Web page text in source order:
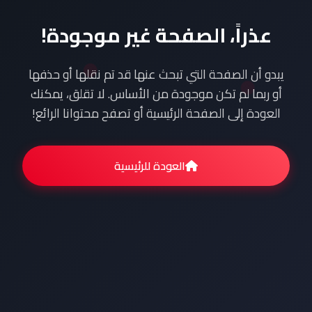
عذراً، الصفحة غير موجودة!
يبدو أن الصفحة التي تبحث عنها قد تم نقلها أو حذفها
أو ربما لم تكن موجودة من الأساس. لا تقلق، يمكنك
العودة إلى الصفحة الرئيسية أو تصفح محتوانا الرائع!
العودة للرئيسية